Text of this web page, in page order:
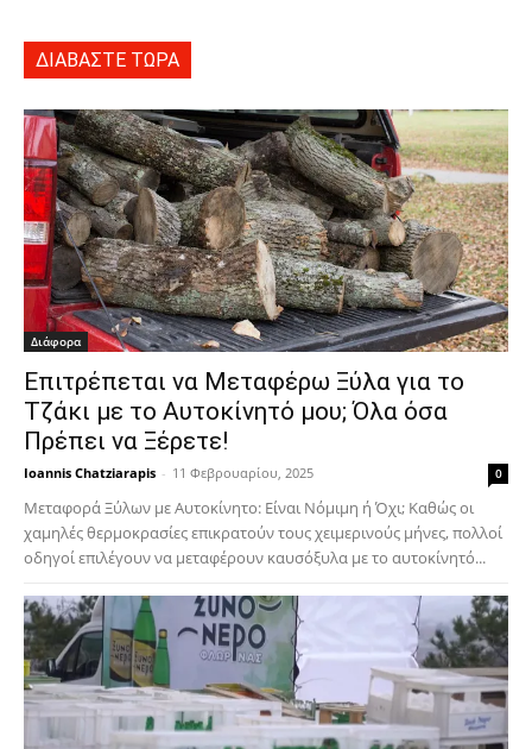
ΔΙΑΒΑΣΤΕ ΤΩΡΑ
Διάφορα
Επιτρέπεται να Μεταφέρω Ξύλα για το
Τζάκι με το Αυτοκίνητό μου; Όλα όσα
Πρέπει να Ξέρετε!
Ioannis Chatziarapis - 11 Φεβρουαρίου, 2025 0
Μεταφορά Ξύλων με Αυτοκίνητο: Είναι Νόμιμη ή Όχι; Καθώς οι
χαμηλές θερμοκρασίες επικρατούν τους χειμερινούς μήνες, πολλοί
οδηγοί επιλέγουν να μεταφέρουν καυσόξυλα με το αυτοκίνητό...